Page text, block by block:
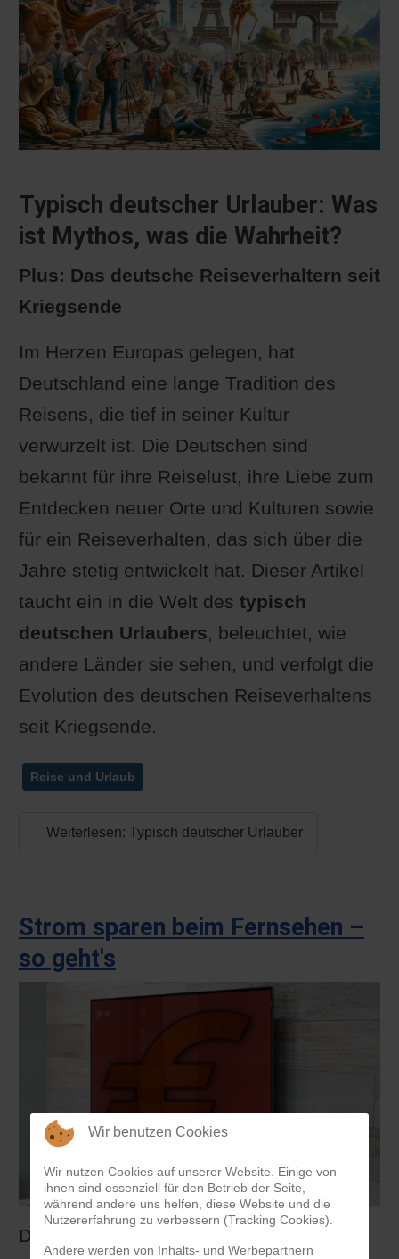
Typisch deutscher Urlauber: Was
ist Mythos, was die Wahrheit?
Plus: Das deutsche Reiseverhaltern seit
Kriegsende
Im Herzen Europas gelegen, hat
Deutschland eine lange Tradition des
Reisens, die tief in seiner Kultur
verwurzelt ist. Die Deutschen sind
bekannt für ihre Reiselust, ihre Liebe zum
Entdecken neuer Orte und Kulturen sowie
für ein Reiseverhalten, das sich über die
Jahre stetig entwickelt hat. Dieser Artikel
taucht ein in die Welt des typisch
deutschen Urlaubers, beleuchtet, wie
andere Länder sie sehen, und verfolgt die
Evolution des deutschen Reiseverhaltens
seit Kriegsende.
Reise und Urlaub
Weiterlesen: Typisch deutscher Urlauber
Strom sparen beim Fernsehen –
so geht's
Der Stromverbrauch gehört zu den
Wir benutzen Cookies
Wir nutzen Cookies auf unserer Website. Einige von
ihnen sind essenziell für den Betrieb der Seite,
während andere uns helfen, diese Website und die
Nutzererfahrung zu verbessern (Tracking Cookies).
Andere werden von Inhalts- und Werbepartnern